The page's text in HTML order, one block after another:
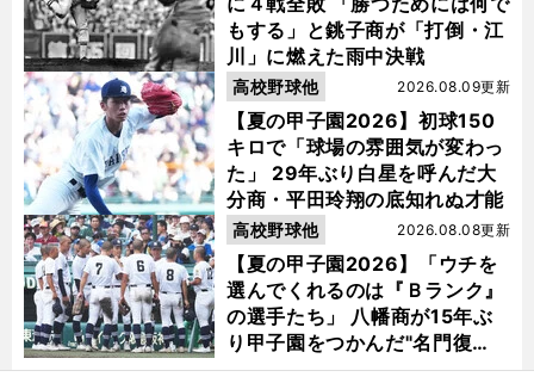
もする」と銚子商が「打倒・江
川」に燃えた雨中決戦
【夏の甲子園2026】初球150
キロで「球場の雰囲気が変わっ
た」 29年ぶり白星を呼んだ大
分商・平田玲翔の底知れぬ才能
2026.08.09更新
高校野球他
【夏の甲子園2026】「ウチを
選んでくれるのは『Ｂランク』
の選手たち」 八幡商が15年ぶ
り甲子園をつかんだ"名門復
活"の舞台裏
2026.08.08更新
高校野球他